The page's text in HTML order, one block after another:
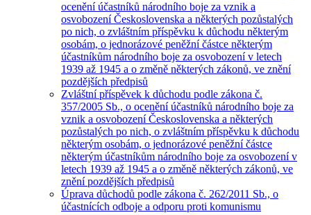
ocenění účastníků národního boje za vznik a
osvobození Československa a některých pozůstalých
po nich, o zvláštním příspěvku k důchodu některým
osobám, o jednorázové peněžní částce některým
účastníkům národního boje za osvobození v letech
1939 až 1945 a o změně některých zákonů, ve znění
pozdějších předpisů
Zvláštní příspěvek k důchodu podle zákona č.
357/2005 Sb., o ocenění účastníků národního boje za
vznik a osvobození Československa a některých
pozůstalých po nich, o zvláštním příspěvku k důchodu
některým osobám, o jednorázové peněžní částce
některým účastníkům národního boje za osvobození v
letech 1939 až 1945 a o změně některých zákonů, ve
znění pozdějších předpisů
Úprava důchodů podle zákona č. 262/2011 Sb., o
účastnících odboje a odporu proti komunismu